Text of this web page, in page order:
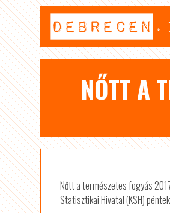
NŐTT A
Nőtt a természetes fogyás
Statisztikai Hivatal (KSH)